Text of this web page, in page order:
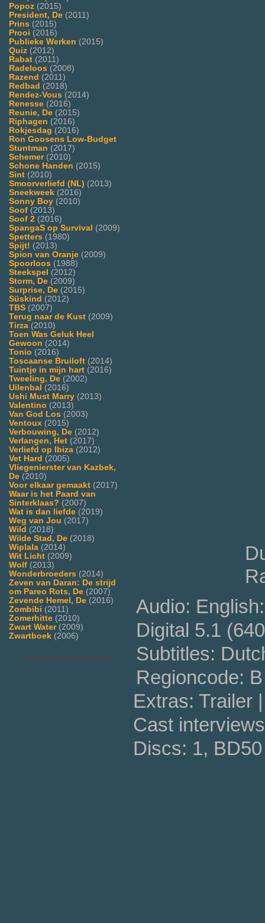
Popoz (2015)
President, De (2011)
Prins (2015)
Prooi (2016)
Publieke Werken (2015)
Quiz (2012)
Rabat (2011)
Radeloos (2008)
Razend (2011)
Redbad (2018)
Rendez-Vous (2014)
Renesse (2016)
Reunie, De (2015)
Riphagen (2016)
Rokjesdag (2016)
Ron Goosens Low-Budget
Stuntman (2017)
Schemer(2010)
Schone Handen (2015)
Sint (2010)
Smoorverliefd (NL) (2013)
Sneekweek (2016)
Sonny Boy (2010)
Soof (2013)
Soof 2 (2016)
SpangaS op Survival (2009)
Spetters (1980)
Spijt! (2013)
Spion van Oranje (2009)
Spoorloos (1988)
Steekspel (2012)
Storm, De (2009)
Surprise, De (2015)
Süskind (2012)
TBS (2007)
Terug naar de Kust (2009)
Tirza (2010)
Toen Was Geluk Heel
Gewoon (2014)
Tonio (2016)
Toscaanse Bruiloft (2014)
Tuintje in mijn hart (2016)
Tweeling, De (2002)
Uilenbal (2016)
Ushi Must Marry (2013)
Valentino (2013)
Van God Los (2003)
Ventoux (2015)
Verbouwing, De (2012)
Verlangen, Het (2017)
Verliefd op Ibiza (2012)
Vet Hard (2005)
Vliegenierster van Kazbek,
De (2010)
Voor elkaar gemaakt (2017)
Waar is het Paard van
Sinterklaas? (2007)
Wat is dan liefde (2019)
Weg van Jou (2017)
Wild (2018)
Wilde Stad, De (2018)
Wiplala (2014)
Wit Licht (2009)
Wolf (2013)
Wonderbroeders (2014)
Zeven van Daran: De strijd
om Pareo Rots, De (2007)
Zevende Hemel, De (2016)
Zombibi (2011)
Zomerhitte (2010)
Zwart Water(2009)
Zwartboek (2006)
Audio:
Digital 5.1
Subtitles:
Regioncode:
Extras: Trailer
Cast interviews
Discs: 1, BD50